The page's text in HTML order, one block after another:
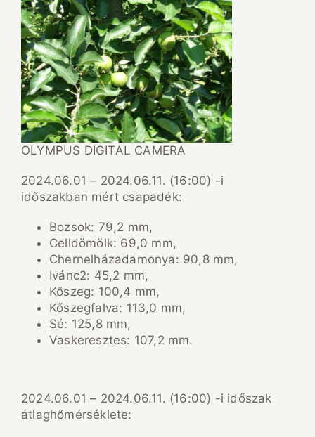
OLYMPUS DIGITAL CAMERA
2024.06.01 – 2024.06.11. (16:00) -i
időszakban mért csapadék:
Bozsok: 79,2 mm,
Celldömölk: 69,0 mm,
Chernelházadamonya: 90,8 mm,
Ivánc2: 45,2 mm,
Kőszeg: 100,4 mm,
Kőszegfalva: 113,0 mm,
Sé: 125,8 mm,
Vaskeresztes: 107,2 mm.
2024.06.01 – 2024.06.11. (16:00) -i időszak
átlaghőmérséklete: